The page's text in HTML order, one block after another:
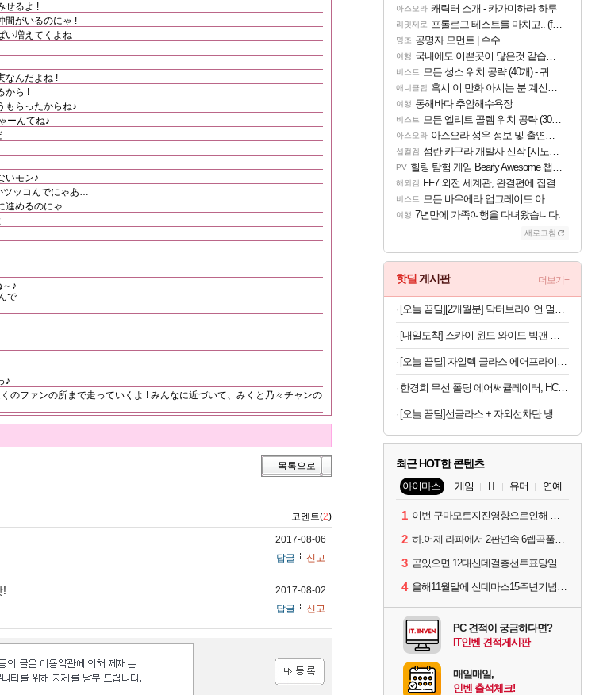
せるよ !
間がいるのにゃ !
い増えてくよね
なんだよね !
から !
もらったからね♪
ーんてね♪
いモン♪
ツッコんでにゃあ…
進めるのにゃ
♪
で
♪
のファンの所まで走っていくよ ! みんなに近づいて、みくと乃々チャンの
목록으로
코멘트(2)
2017-08-06
답글
신고
!
2017-08-02
답글
신고
아스오라 캐릭터 소개 - 카가미하라 하루
리밋제로 프롤로그 테스트를 마치고.. (feat. 리아)
명조 공명자 모먼트 | 수수
여행 국내에도 이쁜곳이 많은것 같습니다
비스트 모든 성소 위치 공략 (40개) - 귀환한 영혼 도전과제
애니클립 혹시 이 만화 아시는 분 계신가요
여행 동해바다 추암해수욕장
비스트 모든 엘리트 골렘 위치 공략 (30개) - 방랑 결투가
아스오라 아스오라 성우 정보 및 출연작 모음
섭컬겜 섬란 카구라 개발사 신작 [시노비 넥서스] 연내 출시 예정
PV 힐링 탐험 게임 Bearly Awesome 챕터 1 트레일러
해외겜 FF7 외전 세계관, 완결편에 집결
비스트 모든 바우에라 업그레이드 아이템 획득 위치 공략 (89개)
여행 7년만에 가족여행을 다녀왔습니다.
새로고침
핫딜 게시판 더보기+
[오늘 끝딜][2개월분] 닥터브라이언 멀티비타민 피치 레몬맛 젤리 멀티구미 100구미, 2개
[내일도착] 스카이 윈드 와이드 빅팬 접이식 선풍기, 카키, 3개
[오늘 끝딜] 자일렉 글라스 에어프라이어 6L 대용량 유리 바스켓
한경희 무선 폴딩 에어써큘레이터, HC-120F, 아이보리, 1개
[오늘 끝딜]선글라스 + 자외선차단 냉감원단 스포츠 쿨 마스크 화이트 1매입
최근 HOT한 콘텐츠
아이마스 게임 IT 유머 연예
1 이번 구마모토지진영향으로인해 아이돌 커뮤니케이션 매일 게시물이 중단된다고하네요ㅠ
2 하.어제 라파에서 2판연속 6렙곡풀콤못했네요.
3 곧있으면 12대신데걸총선투표당일이네요.
4 올해11월말에 신데마스15주년기념 라이브를 하네요
PC 견적이 궁금하다면?
IT인벤 견적게시판
매일매일,
인벤 출석체크!